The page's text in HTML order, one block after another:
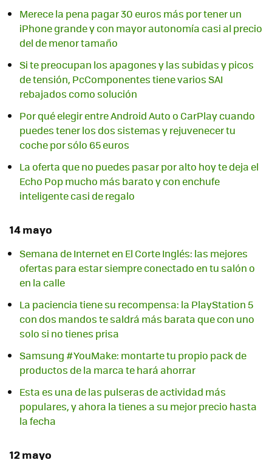
Merece la pena pagar 30 euros más por tener un
iPhone grande y con mayor autonomía casi al precio
del de menor tamaño
Si te preocupan los apagones y las subidas y picos
de tensión, PcComponentes tiene varios SAI
rebajados como solución
Por qué elegir entre Android Auto o CarPlay cuando
puedes tener los dos sistemas y rejuvenecer tu
coche por sólo 65 euros
La oferta que no puedes pasar por alto hoy te deja el
Echo Pop mucho más barato y con enchufe
inteligente casi de regalo
14 mayo
Semana de Internet en El Corte Inglés: las mejores
ofertas para estar siempre conectado en tu salón o
en la calle
La paciencia tiene su recompensa: la PlayStation 5
con dos mandos te saldrá más barata que con uno
solo si no tienes prisa
Samsung #YouMake: montarte tu propio pack de
productos de la marca te hará ahorrar
Esta es una de las pulseras de actividad más
populares, y ahora la tienes a su mejor precio hasta
la fecha
12 mayo